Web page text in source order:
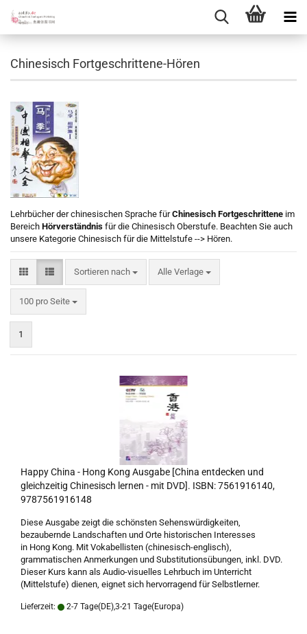
Chinesisch Fortgeschrittene-Hören
Lehrbücher der chinesischen Sprache fürChinesisch Fortgeschrittene im
Bereich Hörverständnis für die Chinesisch Oberstufe. Beachten Sie auch
unsere Kategorie Chinesisch für die Mittelstufe --> Hören.
Sortieren nach
Sortieren nach Alle Verlage
100 pro Seite
pro Seite
1
Happy China - Hong Kong Ausgabe [China entdecken und
gleichzeitig Chinesisch lernen - mit DVD]. ISBN: 7561916140,
9787561916148
Diese Ausgabe zeigt die schönsten Sehenswürdigkeiten,
bezaubernde Landschaften und Orte historischen Interesses
in Hong Kong. Mit Vokabellisten (chinesisch-englisch),
grammatischen Anmerkungen und Substitutionsübungen, inkl. DVD.
Dieser Kurs kann als Audio-visuelles Lehrbuch im Unterricht
(Mittelstufe) dienen, eignet sich hervorragend für Selbstlerner.
Lieferzeit: 2-7 Tage(DE),3-21 Tage(Europa)